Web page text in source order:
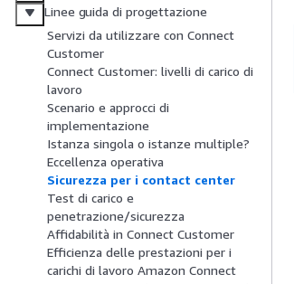
Linee guida di progettazione
Servizi da utilizzare con Connect
Customer
Connect Customer: livelli di carico di
lavoro
Scenario e approcci di
implementazione
Istanza singola o istanze multiple?
Eccellenza operativa
Sicurezza per i contact center
Test di carico e
penetrazione/sicurezza
Affidabilità in Connect Customer
Efficienza delle prestazioni per i
carichi di lavoro Amazon Connect